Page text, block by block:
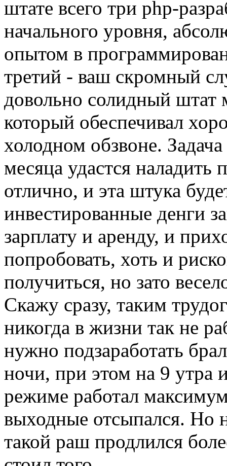
штате всего три php-
начального уровня,
опытом в
третий - ваш скромный
довольно солидный штат
который обеспечивал
холодном обзвоне.
месяца удастся наладить
отлично, и эта штука
инвестированные денги
зарплату и аренду, и
попробовать, хоть и
получиться, но зато
Скажу сразу, таким
никогда в жизни так не
нужно подзаработать
ночи, при этом на 9 утра
режиме работал
выходные отсыпался. Но
такой раш продлился